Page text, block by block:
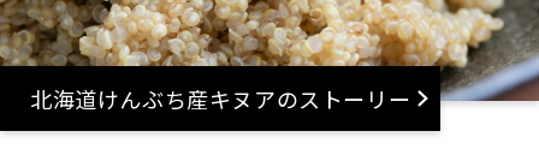
理いたします
9. 個人情報の取扱い
当社は、本キャンペーンを通じて知り得た個人情報を、本規
北海道けんぶち産キヌアのストーリー